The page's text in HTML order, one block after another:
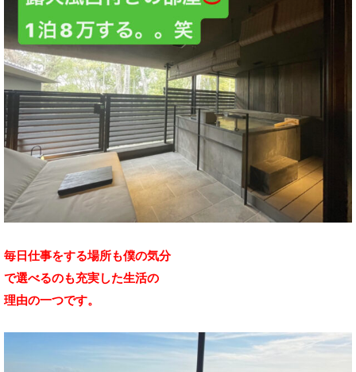
毎日仕事をする場所も僕の気分
で選べるのも充実した生活の
理由の一つです。